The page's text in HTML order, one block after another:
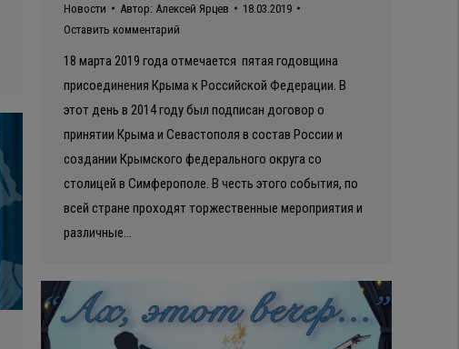
Новости Автор: Алексей Ярцев
18.03.2019
Оставить комментарий
18 марта 2019 года отмечается пятая годовщина
присоединения Крыма к Российской Федерации. В
этот день в 2014 году был подписан договор о
принятии Крыма и Севастополя в состав России и
создании Крымского федерального округа со
столицей в Симферополе. В честь этого события, по
всей стране проходят торжественные мероприятия и
различные…